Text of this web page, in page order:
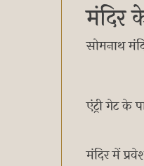
मंदिर
सोमनाथ
एंट्री गेट के
मंदिर में